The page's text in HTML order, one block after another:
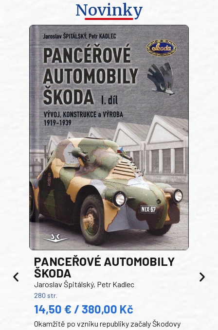
Novinky
PANCEŘOVÉ AUTOMOBILY
ŠKODA
Jaroslav Špitálský, Petr Kadlec
280 str.
14,50 € / 380,00 Kč
Okamžitě po vzniku republiky začaly Škodovy